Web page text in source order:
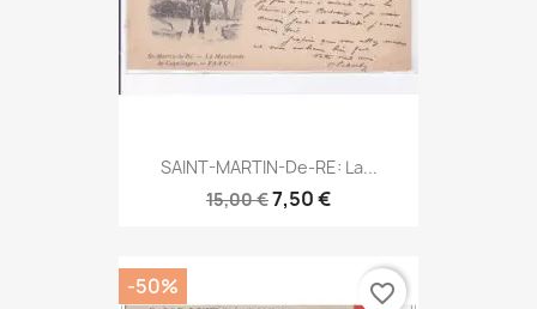
SAINT-MARTIN-De-RE: La...
15,00 €7,50 €
-50% favorite_border